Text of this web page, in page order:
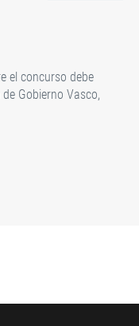
el concurso debe
Gobierno Vasco,